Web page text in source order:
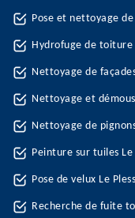
Pose et nettoyage
Hydrofuge de toiture
Nettoyage de
Nettoyage et
Nettoyage de
Peinture sur tuiles Le
Pose de velux Le
Recherche de fuite